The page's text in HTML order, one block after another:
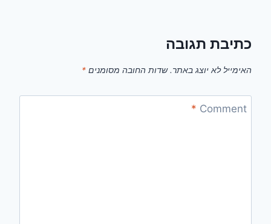
כתיבת תגובה
האימייל לא יוצג באתר. שדות החובה מסומנים *
Comment
*